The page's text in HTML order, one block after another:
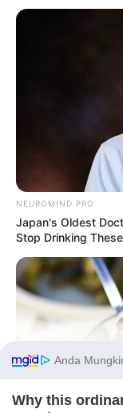
90 Tahun
NEUROMIND PRO
Japan's Oldest
Stop Drinking
Before You Go